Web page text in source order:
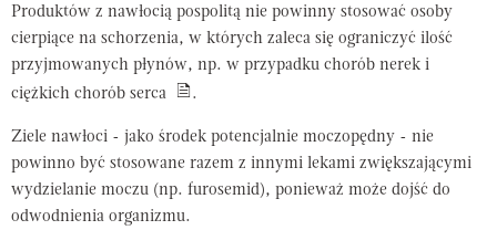
Produktów z nawłocią pospolitą nie powinny stosować osoby
cierpiące na schorzenia, w których zaleca się ograniczyć ilość
przyjmowanych płynów, np. w przypadku chorób nerek i
ciężkich chorób serca
.
Ziele nawłoci - jako środek potencjalnie moczopędny - nie
powinno być stosowane razem z innymi lekami zwiększającymi
wydzielanie moczu (np. furosemid), ponieważ może dojść do
odwodnienia organizmu.